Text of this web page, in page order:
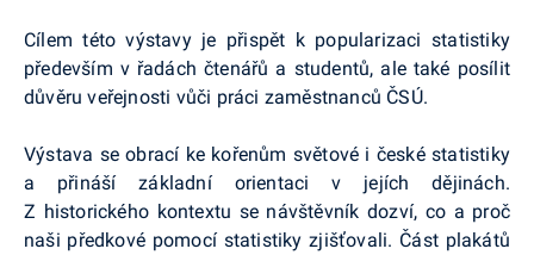
Cílem této výstavy je přispět k popularizaci statistiky
především v řadách čtenářů a studentů, ale také posílit
důvěru veřejnosti vůči práci zaměstnanců ČSÚ.
Výstava se obrací ke kořenům světové i české statistiky
a přináší základní orientaci v jejích dějinách.
Z historického kontextu se návštěvník dozví, co a proč
naši předkové pomocí statistiky zjišťovali. Část plakátů